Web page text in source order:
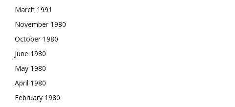
March 1991
November 1980
October 1980
June 1980
May 1980
April 1980
February 1980